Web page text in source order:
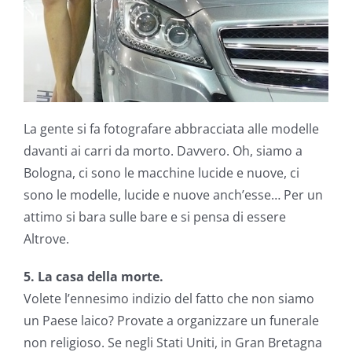
La gente si fa fotografare abbracciata alle modelle
davanti ai carri da morto. Davvero. Oh, siamo a
Bologna, ci sono le macchine lucide e nuove, ci
sono le modelle, lucide e nuove anch’esse… Per un
attimo si bara sulle bare e si pensa di essere
Altrove.
5. La casa della morte.
Volete l’ennesimo indizio del fatto che non siamo
un Paese laico? Provate a organizzare un funerale
non religioso. Se negli Stati Uniti, in Gran Bretagna